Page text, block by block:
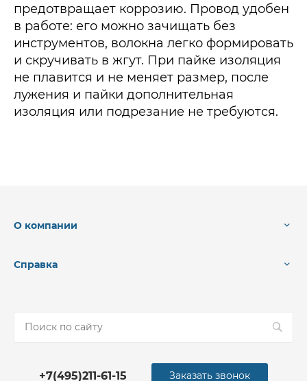
предотвращает коррозию. Провод удобен
в работе: его можно зачищать без
инструментов, волокна легко формировать
и скручивать в жгут. При пайке изоляция
не плавится и не меняет размер, после
лужения и пайки дополнительная
изоляция или подрезание не требуются.
О компании
Справка
+7(495)211-61-15 Заказать звонок